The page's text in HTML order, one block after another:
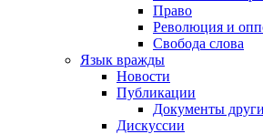
Право
Революция и
Свобода слова
Язык вражды
Новости
Публикации
Документы
Дискуссии